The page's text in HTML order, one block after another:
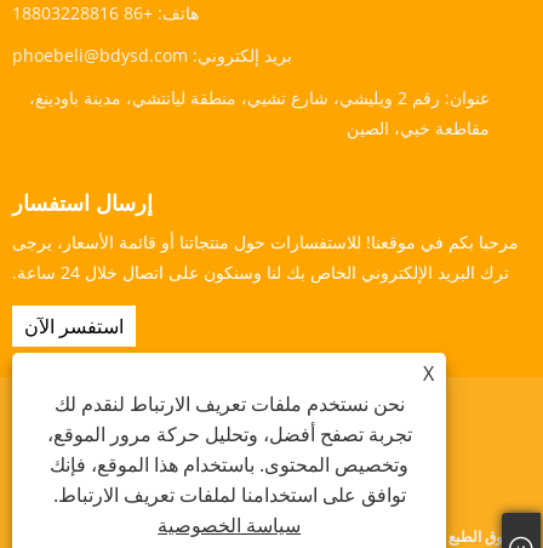
هاتف: +86 18803228816
بريد إلكتروني: phoebeli@bdysd.com
عنوان:
رقم 2 ويليشي، شارع تشيي، منطقة ليانتشي، مدينة باودينغ،
مقاطعة خبي، الصين
إرسال استفسار
مرحبا بكم في موقعنا! للاستفسارات حول منتجاتنا أو قائمة الأسعار، يرجى
ترك البريد الإلكتروني الخاص بك لنا وسنكون على اتصال خلال 24 ساعة.
استفسر الآن
Links
Sitemap
RSS
XML سياسة الخصوصية
X
نحن نستخدم ملفات تعريف الارتباط لنقدم لك
تجربة تصفح أفضل، وتحليل حركة مرور الموقع،
وتخصيص المحتوى. باستخدام هذا الموقع، فإنك
توافق على استخدامنا لملفات تعريف الارتباط.
سياسة الخصوصية